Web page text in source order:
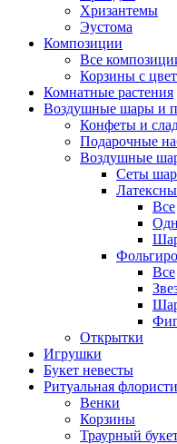
Хризантемы
Эустома
Композиции
Все
Корзины с
Комнатные растения
Воздушные шары и
Конфеты и
Подарочные
Воздушные
Сеты
Все
Все
Открытки
Игрушки
Букет невесты
Ритуальная
Венки
Корзины
Траурный